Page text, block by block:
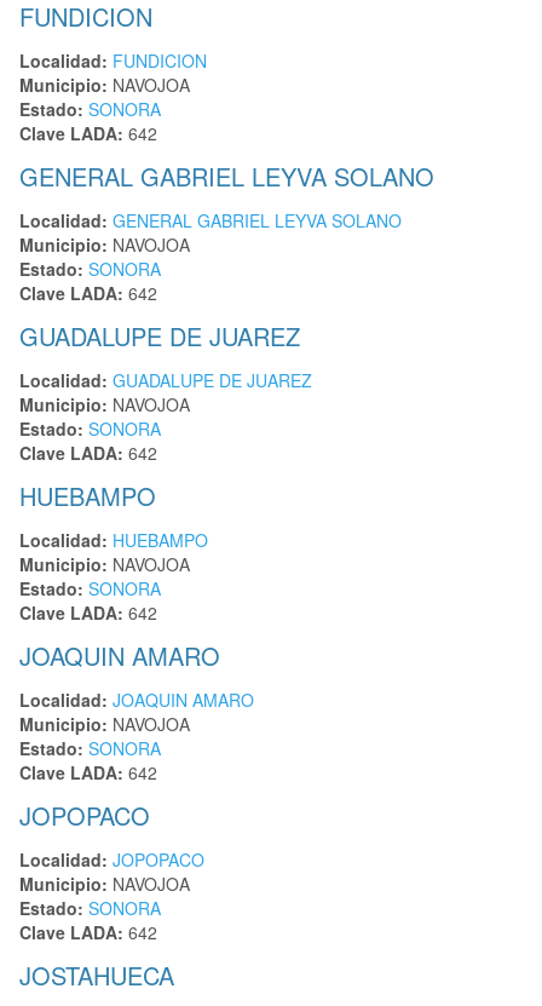
FUNDICION
Localidad: FUNDICION
Municipio: NAVOJOA
Estado: SONORA
Clave LADA: 642
GENERAL GABRIEL LEYVA SOLANO
Localidad: GENERAL GABRIEL LEYVA SOLANO
Municipio: NAVOJOA
Estado: SONORA
Clave LADA: 642
GUADALUPE DE JUAREZ
Localidad: GUADALUPE DE JUAREZ
Municipio: NAVOJOA
Estado: SONORA
Clave LADA: 642
HUEBAMPO
Localidad: HUEBAMPO
Municipio: NAVOJOA
Estado: SONORA
Clave LADA: 642
JOAQUIN AMARO
Localidad: JOAQUIN AMARO
Municipio: NAVOJOA
Estado: SONORA
Clave LADA: 642
JOPOPACO
Localidad: JOPOPACO
Municipio: NAVOJOA
Estado: SONORA
Clave LADA: 642
JOSTAHUECA